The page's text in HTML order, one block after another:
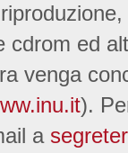
cdrom ed
venga
).
a